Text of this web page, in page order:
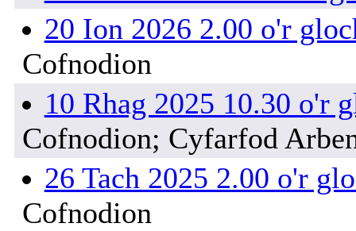
20 Ion 2026 2.00 o'r
Cofnodion
10 Rhag 2025 10.30 o'r
Cofnodion; Cyfarfod
26 Tach 2025 2.00 o'r
Cofnodion